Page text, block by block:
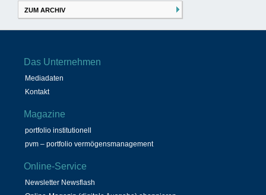
ZUM ARCHIV
Das Unternehmen
Mediadaten
Kontakt
Magazine
portfolio institutionell
pvm – portfolio vermögensmanagement
Online-Service
Newsletter Newsflash